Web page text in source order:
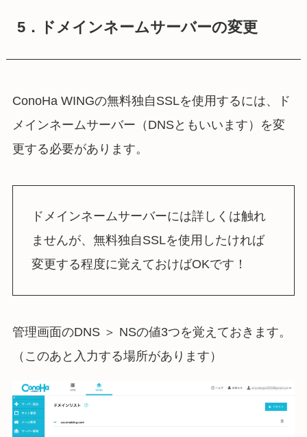
5．ドメインネームサーバーの変更
ConoHa WINGの無料独自SSLを使用するには、ド
メインネームサーバー（DNSともいいます）を変
更する必要があります。
ドメインネームサーバーには詳しくは触れ
ませんが、無料独自SSLを使用したければ
変更する程度に覚えておけばOKです！
管理画面のDNS ＞ NSの値3つを覚えておきます。
（このあと入力する場所があります）